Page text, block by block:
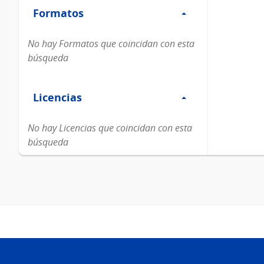
Formatos
Formatos
No hay Formatos que coincidan con esta
búsqueda
Licencias
Licencias
No hay Licencias que coincidan con esta
búsqueda